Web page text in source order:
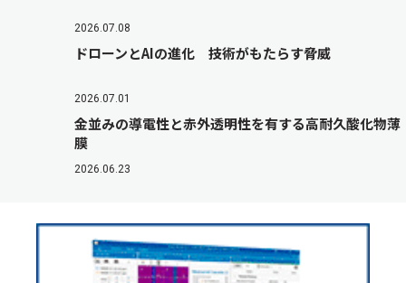
2026.07.08
ドローンとAIの進化 技術がもたらす脅威
2026.07.01
金並みの導電性と赤外透明性を有する高耐久酸化物薄
膜
2026.06.23